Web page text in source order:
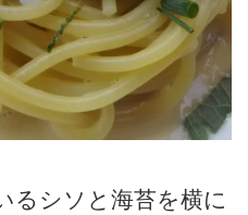
るシソと海苔を横に